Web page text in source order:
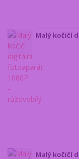
Malý kočičí
Malý kočičí